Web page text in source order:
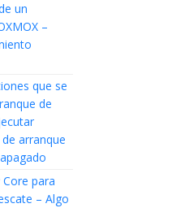
un
–
que se
de
arranque
para
– Algo